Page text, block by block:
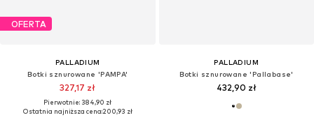
OFERTA
PALLADIUM
Botki sznurowane 'PAMPA'
327,17 zł
Pierwotnie: 384,90 zł
Ostatnia najniższa cena:200,93 zł
PALLADIUM
Botki sznurowane 'Pallabase'
432,90 zł